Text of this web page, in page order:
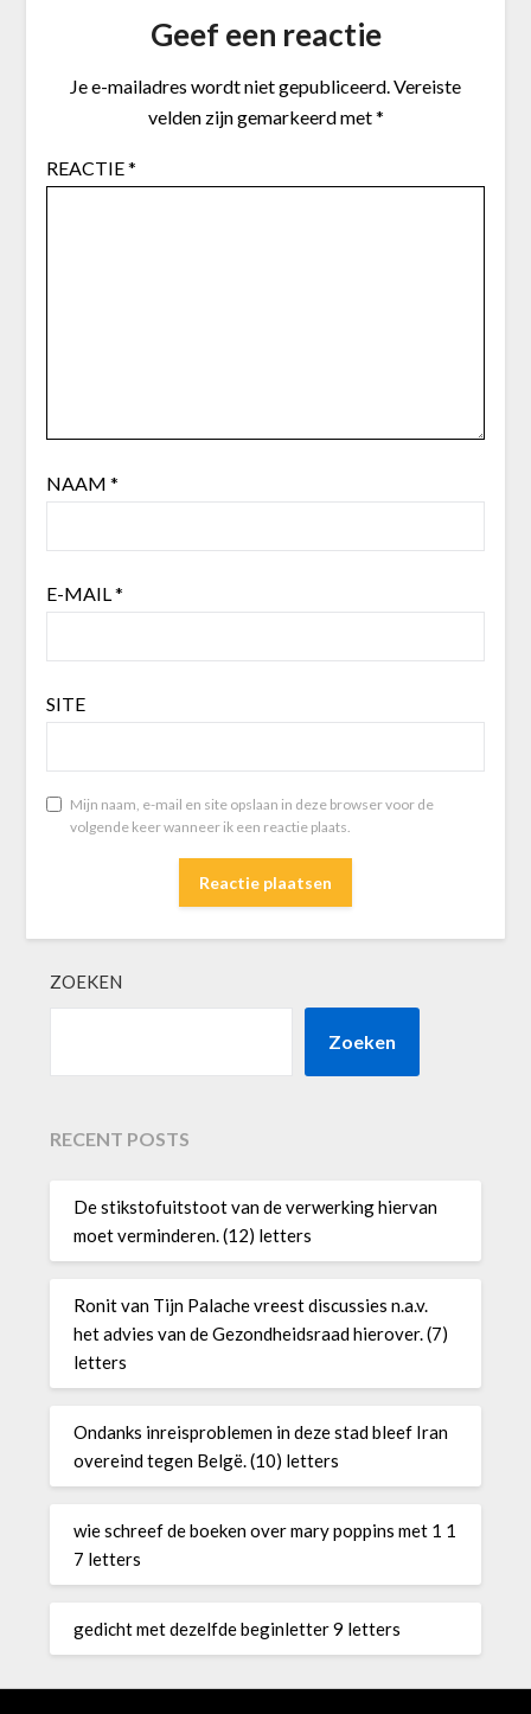
Geef een reactie
Je e-mailadres wordt niet gepubliceerd.Vereiste
velden zijn gemarkeerd met*
REACTIE*
NAAM *
E-MAIL*
SITE
Mijn naam, e-mail en site opslaan in deze browser voor de
volgende keer wanneer ik een reactie plaats.
ZOEKEN
Zoeken
RECENT POSTS
De stikstofuitstoot van de verwerking hiervan
moet verminderen. (12) letters
Ronit van Tijn Palache vreest discussies n.a.v.
het advies van de Gezondheidsraad hierover. (7)
letters
Ondanks inreisproblemen in deze stad bleef Iran
overeind tegen Belgë. (10) letters
wie schreef de boeken over mary poppins met 1 1
7 letters
gedicht met dezelfde beginletter 9 letters